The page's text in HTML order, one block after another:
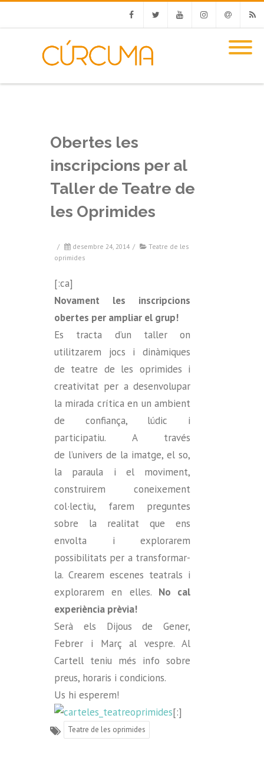
Email RSS
Obertes les
inscripcions per al
Taller de Teatre de
les Oprimides
/ desembre 24, 2014 /
Teatre de les
oprimides
[:ca]
Novament les inscripcions
obertes per ampliar el grup!
Es tracta d’un taller on
utilitzarem jocs i dinàmiques
de teatre de les oprimides i
creativitat per a desenvolupar
la mirada crítica en un ambient
de confiança, lúdic i
participatiu. A través
de l’univers de la imatge, el so,
la paraula i el moviment,
construirem coneixement
col·lectiu, farem preguntes
sobre la realitat que ens
envolta i explorarem
possibilitats per a transformar-
la. Crearem escenes teatrals i
explorarem en elles. No cal
experiència prèvia!
Serà els Dijous de Gener,
Febrer i Març al vespre. Al
Cartell teniu més info sobre
preus, horaris i condicions.
Us hi esperem!
[:]
Teatre de les oprimides